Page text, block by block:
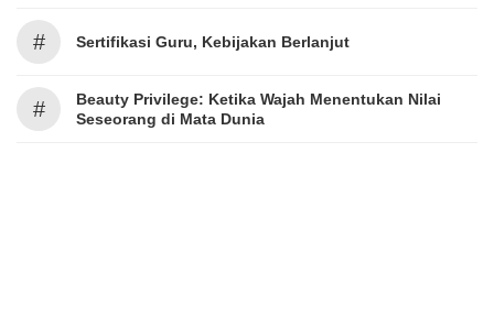
# Sertifikasi Guru, Kebijakan Berlanjut
#
Beauty Privilege: Ketika Wajah Menentukan Nilai
Seseorang di Mata Dunia